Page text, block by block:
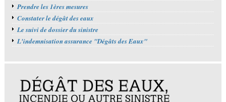
Prendre les 1ères mesures
Constater le dégât des eaux
Le suivi de dossier du sinistre
L'indemnisation assurance "Dégâts des Eaux"